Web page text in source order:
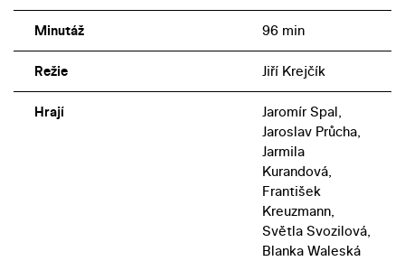
Minutáž 96 min
Režie Jiří Krejčík
Hrají
Jaromír Spal,
Jaroslav Průcha,
Jarmila
Kurandová,
František
Kreuzmann,
Světla Svozilová,
Blanka Waleská